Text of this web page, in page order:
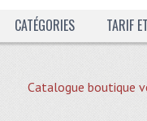
CATÉGORIES TARIF
Catalogue boutique